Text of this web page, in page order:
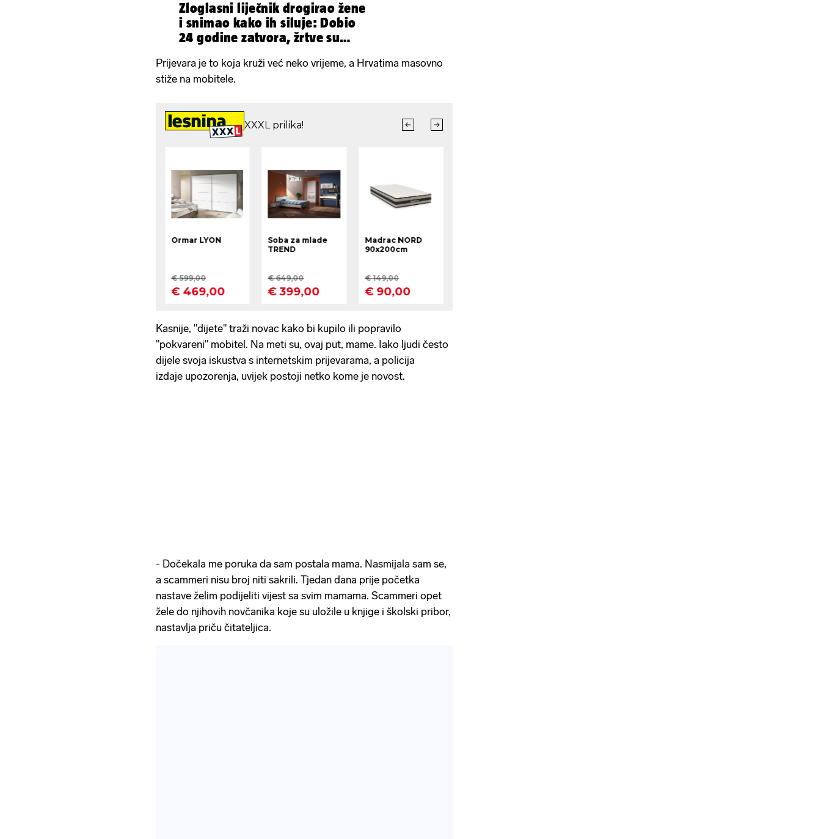
Zloglasni liječnik drogirao žene
i snimao kako ih siluje: Dobio
24 godine zatvora, žrtve su
Prijevara je to koja kruži već neko vrijeme, a Hrvatima masovno
stiže na mobitele.
Kasnije, "dijete" traži novac kako bi kupilo ili popravilo
"pokvareni" mobitel. Na meti su, ovaj put, mame. Iako ljudi često
dijele svoja iskustva s internetskim prijevarama, a policija
izdaje upozorenja, uvijek postoji netko kome je novost.
- Dočekala me poruka da sam postala mama. Nasmijala sam se,
a scammeri nisu broj niti sakrili. Tjedan dana prije početka
nastave želim podijeliti vijest sa svim mamama. Scammeri opet
žele do njihovih novčanika koje su uložile u knjige i školski pribor,
nastavlja priču čitateljica.